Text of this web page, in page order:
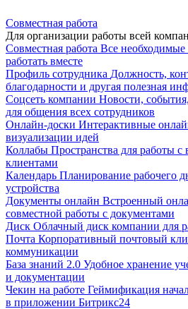
Совместная работа
Для организации работы всей
Совместная работа Все
работать вместе
Профиль сотрудника Должность,
благодарности и другая полезная
Соцсеть компании Новости,
для общения всех сотрудников
Онлайн-доски Интерактивные
визуализации идей
Коллабы Пространства для работы
клиентами
Календарь Планирование рабочего
устройства
Документы онлайн Встроенный
совместной работы с документами
Диск Облачный диск компании для
Почта Корпоративный почтовый
коммуникации
База знаний 2.0 Удобное хранение
и документации
Чекин на работе Геймификация
в приложении Битрикс24